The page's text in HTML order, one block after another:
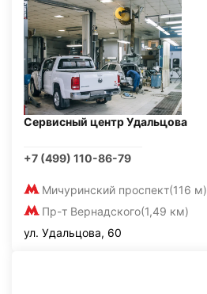
Сервисный центр Удальцова
+7 (499) 110-86-79
Мичуринский проспект(116 м)
Пр-т Вернадского(1,49 км)
ул. Удальцова, 60